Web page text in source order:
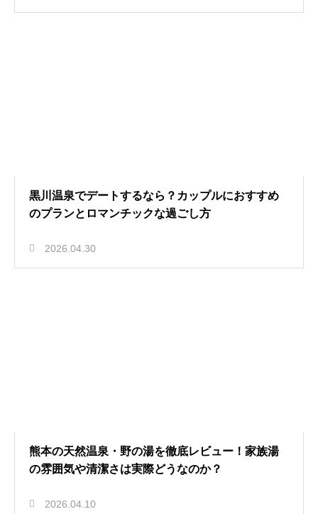
黒川温泉でデートするなら？カップルにおすすめ
のプランとロマンチックな過ごし方
2026.04.30
熊本の天然温泉・野の湯を徹底レビュー！家族湯
の雰囲気や清潔さは実際どうなのか？
2026.04.10